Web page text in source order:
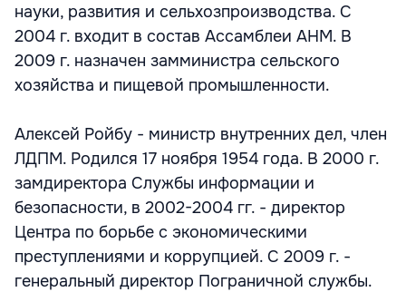
науки, развития и сельхозпроизводства. С
2004 г. входит в состав Ассамблеи АНМ. В
2009 г. назначен замминистра сельского
хозяйства и пищевой промышленности.
Алексей Ройбу - министр внутренних дел, член
ЛДПМ. Родился 17 ноября 1954 года. В 2000 г.
замдиректора Службы информации и
безопасности, в 2002-2004 гг. - директор
Центра по борьбе с экономическими
преступлениями и коррупцией. С 2009 г. -
генеральный директор Пограничной службы.